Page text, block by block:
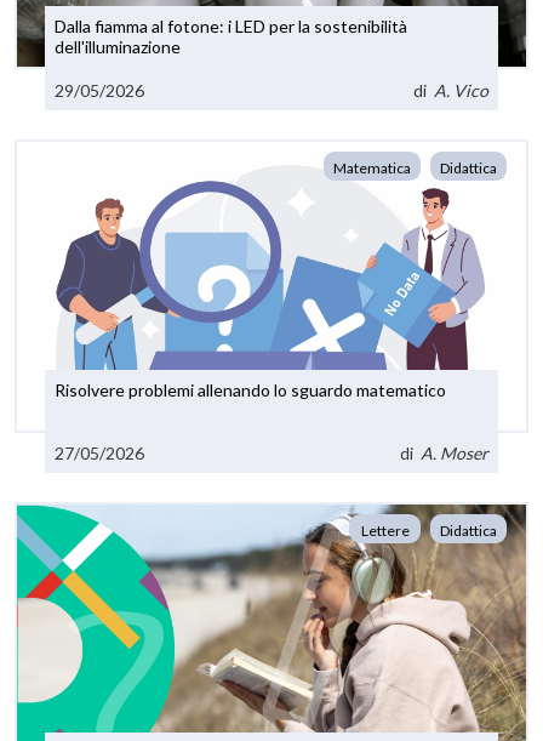
Dalla fiamma al fotone: i LED per la sostenibilità
dell'illuminazione
29/05/2026 di A. Vico
Matematica Didattica
Risolvere problemi allenando lo sguardo matematico
27/05/2026 di A. Moser
Lettere Didattica